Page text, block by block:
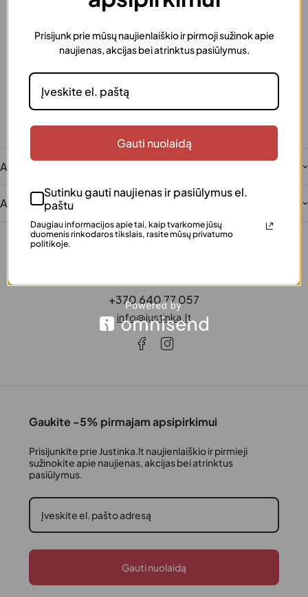
Greitas pristatymas
Dovanos pakavimas
Šią prekę galima supakuoti kaip dovaną
Saugus atsiskaitymas
Klientų įvertinta
Šimtai patenkintų klientų
Aprašymas
Atsiliepimai
+370 640 77 057
info@justinka.lt
Gaukite -5% pirmajam apsipirkimui
Prisijunkite prie Justinka.lt naujienlaiškio ir pirmieji
sužinokite apie naujienas, akcijas bei atrinktus
pasiūlymus.
Gauti nuolaidą
Prisijunk prie mūsų naujienlaiškio ir pirmoji sužinok apie
naujienas, akcijas bei atrinktus pasiūlymus.
Gauti nuolaidą
Sutinku gauti naujienas ir pasiūlymus el.
paštu
Daugiau informacijos apie tai, kaip tvarkome jūsų
duomenis rinkodaros tikslais, rasite mūsų privatumo
politikoje.